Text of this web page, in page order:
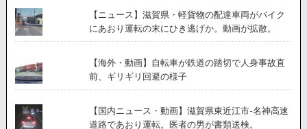
【ニュース】滋賀県・軽貨物の配達車両がバイク
にあおり運転の末にひき逃げか。動画が拡散。
【海外・動画】自転車が鉄道の踏切で人身事故直
前、ギリギリ回避の様子
【国内ニュース・動画】滋賀県東近江市-名神高速
道路であおり運転。医者の男が書類送検。